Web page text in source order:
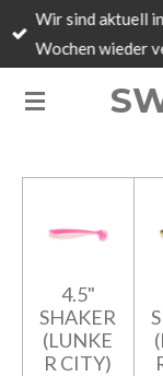
Zum
Hauptinhalt
Wir sind aktuell
Wochen wieder
4.5"
SHAKER
(LUNKE
R CITY)